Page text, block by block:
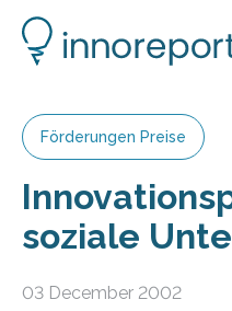
Förderungen Preise
soziale
03 December 2002